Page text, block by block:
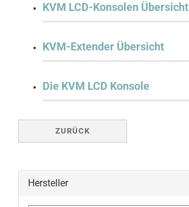
KVM LCD-Konsolen Übersicht
KVM-Extender Übersicht
Die KVM LCD Konsole
ZURÜCK
Hersteller